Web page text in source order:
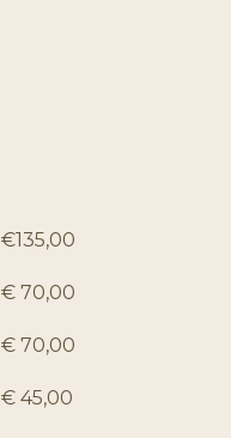
€135,00
€ 70,00
€ 70,00
€ 45,00